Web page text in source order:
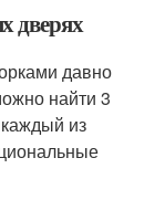
дверях
давно
найти 3
из